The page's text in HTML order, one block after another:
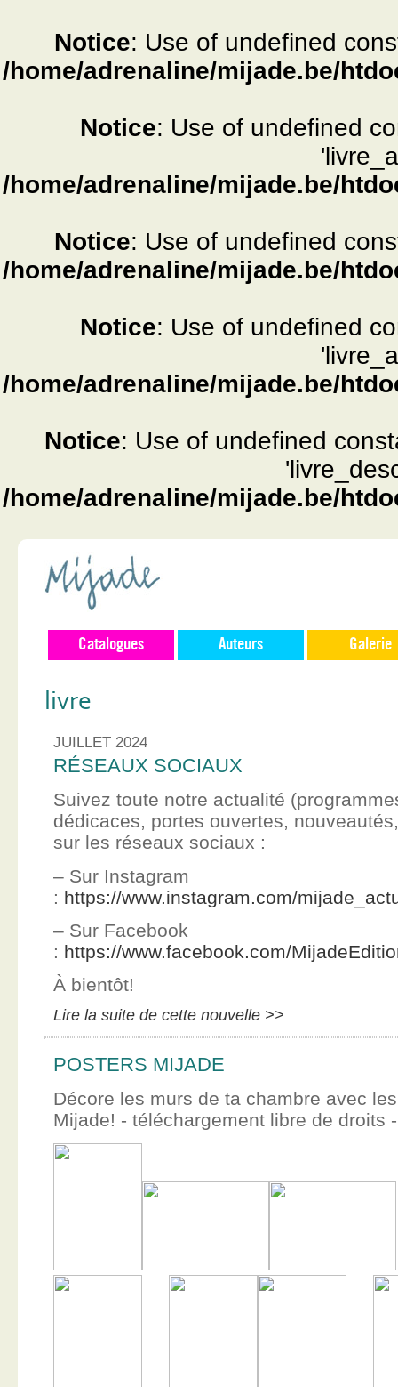
Notice: Use of undefined
/home/adrenaline/mijade.be/
Notice: Use of undefined
/home/adrenaline/mijade.be/
Notice: Use of undefined
/home/adrenaline/mijade.be/
Notice: Use of undefined
/home/adrenaline/mijade.be/
Notice: Use of undefined
/home/adrenaline/mijade.be/
Catalogues Auteurs Galerie
livre
JUILLET 2024
RÉSEAUX SOCIAUX
Suivez toute notre actualité
dédicaces, portes ouvertes,
sur les réseaux sociaux :
– Sur Instagram
: https://www.instagram.com/
– Sur Facebook
: https://www.facebook.com/
À bientôt!
Lire la suite de cette nouvelle >>
POSTERS MIJADE
Décore les murs de ta chambre avec
Mijade! - téléchargement libre de droits -